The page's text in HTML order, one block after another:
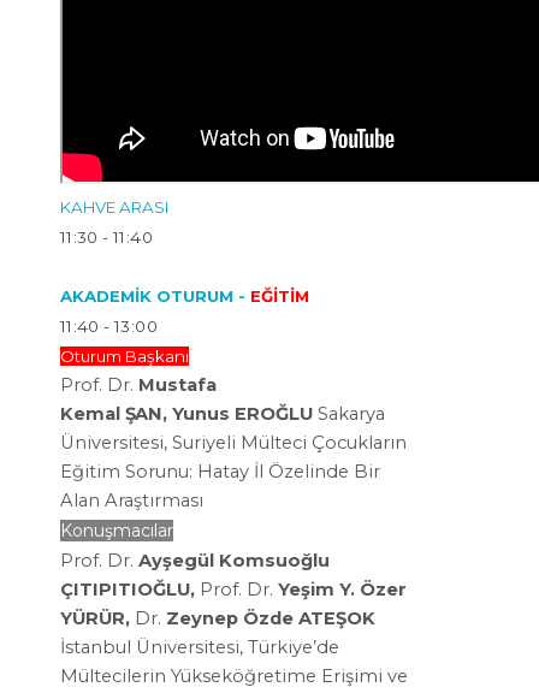
KAHVE ARASI
11:30 - 11:40
AKADEMİK OTURUM - EĞİTİM
11:40 - 13:00
Oturum Başkanı
Prof. Dr. Mustafa
Kemal ŞAN, Yunus EROĞLU Sakarya
Üniversitesi, Suriyeli Mülteci Çocukların
Eğitim Sorunu: Hatay İl Özelinde Bir
Alan Araştırması
Konuşmacılar
Prof. Dr. Ayşegül Komsuoğlu
ÇITIPITIOĞLU, Prof. Dr. Yeşim Y. Özer
YÜRÜR, Dr. Zeynep Özde ATEŞOK
İstanbul Üniversitesi, Türkiye’de
Mültecilerin Yükseköğretime Erişimi ve